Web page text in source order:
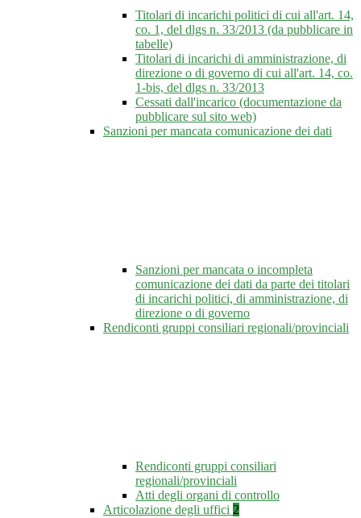
Titolari di incarichi politici di cui all'art. 14,
co. 1, del dlgs n. 33/2013 (da pubblicare in
tabelle)
Titolari di incarichi di amministrazione, di
direzione o di governo di cui all'art. 14, co.
1-bis, del dlgs n. 33/2013
Cessati dall'incarico (documentazione da
pubblicare sul sito web)
Sanzioni per mancata comunicazione dei dati
Sanzioni per mancata o incompleta
comunicazione dei dati da parte dei titolari
di incarichi politici, di amministrazione, di
direzione o di governo
Rendiconti gruppi consiliari regionali/provinciali
Rendiconti gruppi consiliari
regionali/provinciali
Atti degli organi di controllo
Articolazione degli uffici 2